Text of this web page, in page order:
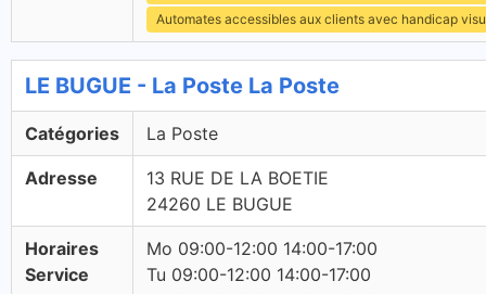
Automates accessibles aux clients avec handicap
LE BUGUE - La Poste La Poste
Catégories La Poste
Adresse
13 RUE DE LA BOETIE
24260 LE BUGUE
Horaires
Service
Mo 09:00-12:00 14:00-17:00
Tu 09:00-12:00 14:00-17:00